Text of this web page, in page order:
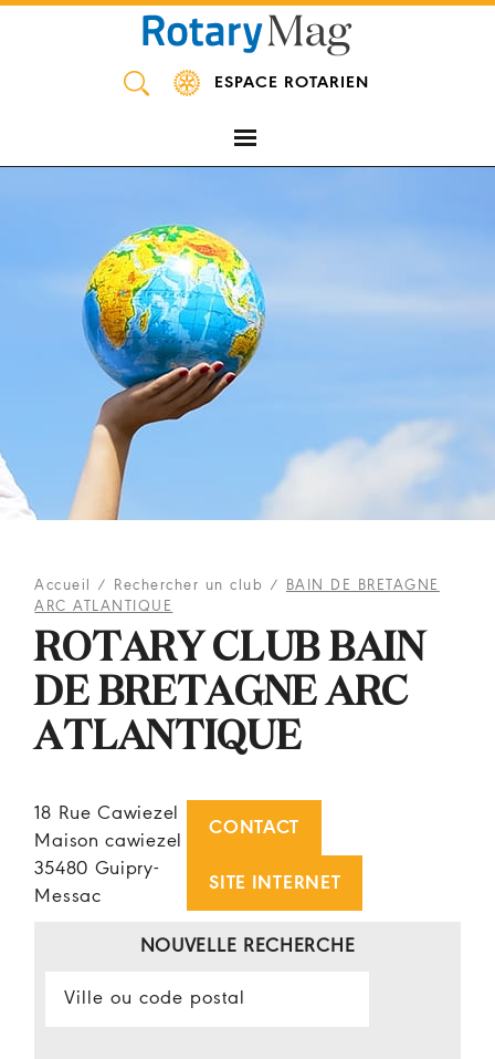
ESPACE ROTARIEN
Accueil / Rechercher un club / BAIN DE BRETAGNE
ARC ATLANTIQUE
ROTARY CLUB BAIN
DE BRETAGNE ARC
ATLANTIQUE
18 Rue Cawiezel
Maison cawiezel
35480 Guipry-
Messac
CONTACT
SITE INTERNET
NOUVELLE RECHERCHE
Panneau de gestion des cookies